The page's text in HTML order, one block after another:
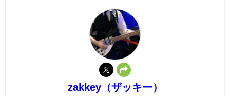
zakkey（ザッキー）